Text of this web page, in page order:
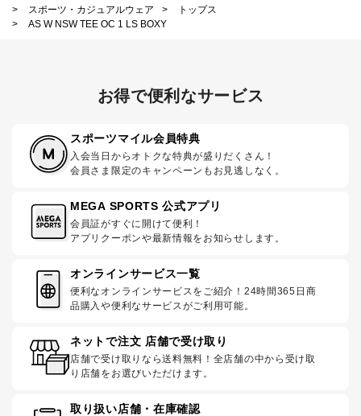
>
スポーツ・カジュアルウェア >
トップス
>
AS W NSW TEE OC 1 LS BOXY
お得で便利なサービス
スポーツマイル会員特典
入会当日からオトクな特典が盛りだくさん！
会員さま限定のキャンペーンもお見逃しなく。
MEGA SPORTS 公式アプリ
会員証がすぐに開けて便利！
アプリクーポンや最新情報をお知らせします。
オンラインサービス一覧
便利なオンラインサービスをご紹介！24時間365日商
品購入や便利なサービスがご利用可能。
ネットで注文 店舗で受け取り
店舗で受け取りなら送料無料！全店舗の中から受け取
り店舗をお選びいただけます。
取り扱い店舗・在庫確認